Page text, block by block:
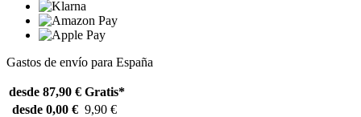
Gastos de envío para España
desde 87,90 € Gratis*
desde 0,00 € 9,90 €